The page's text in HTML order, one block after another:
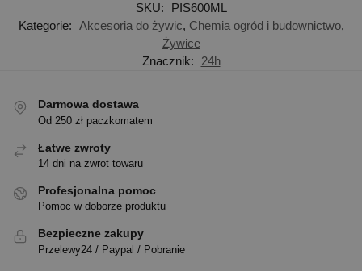
SKU:
PIS600ML
Kategorie: Akcesoria do żywic, Chemia ogród i budownictwo,
Żywice
Znacznik:
24h
Darmowa dostawa
Od 250 zł paczkomatem
Łatwe zwroty
14 dni na zwrot towaru
Profesjonalna pomoc
Pomoc w doborze produktu
Bezpieczne zakupy
Przelewy24 / Paypal / Pobranie